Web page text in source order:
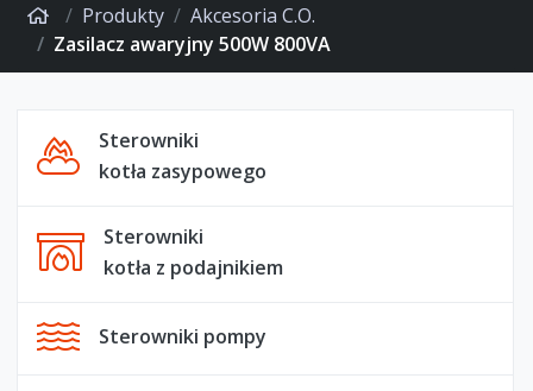
Produkty
Akcesoria C.O.
Zasilacz awaryjny 500W 800VA
Sterowniki
kotła zasypowego
Sterowniki
kotła z podajnikiem
Sterowniki pompy